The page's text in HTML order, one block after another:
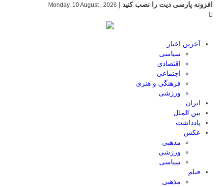
افزونه پارسی دیت را نصب کنید
Monday, 10 August , 2026
آخرین اخبار
سیاسی
اقتصادی
اجتماعی
فرهنگی و هنری
ورزشی
ایران
بین الملل
یادداشت
عکس
مذهبی
ورزشی
سیاسی
فیلم
مذهبی